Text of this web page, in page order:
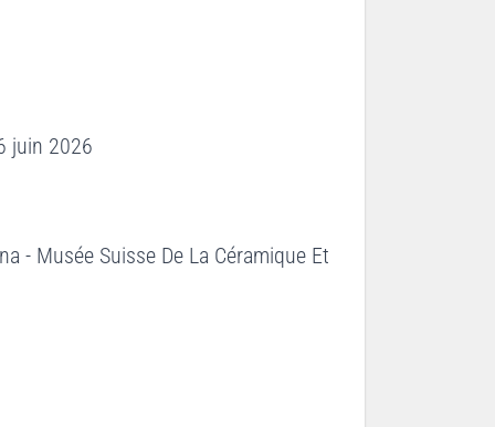
juin 2026
- Musée Suisse De La Céramique Et